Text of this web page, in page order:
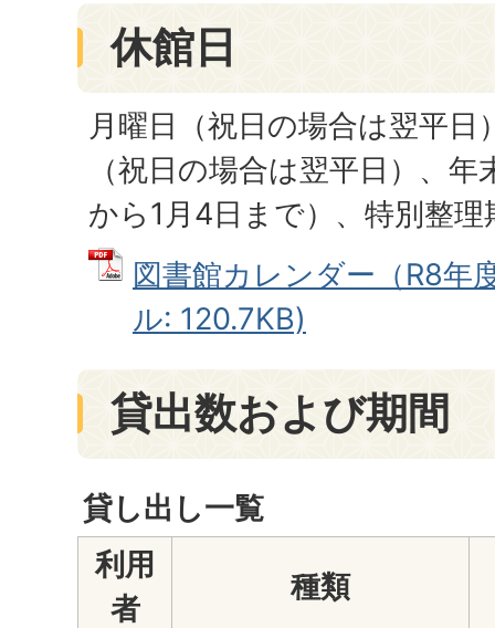
休館日
月曜日（祝日の場合は翌平日
（祝日の場合は翌平日）、
から1月4日まで）、特別整理
図書館カレンダー（R8年
ル: 120.7KB)
貸出数および期間
貸し出し一覧
利用
者
種類